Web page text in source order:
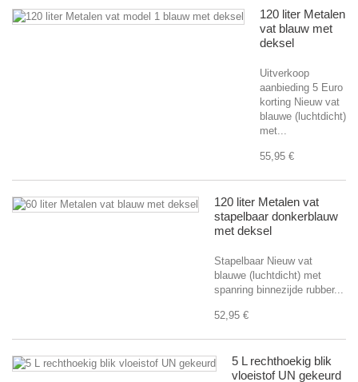
120 liter Metalen
vat blauw met
deksel
Uitverkoop
aanbieding 5 Euro
korting Nieuw vat
blauwe (luchtdicht)
met...
55,95 €
120 liter Metalen vat
stapelbaar donkerblauw
met deksel
Stapelbaar Nieuw vat
blauwe (luchtdicht) met
spanring binnezijde rubber...
52,95 €
5 L rechthoekig blik
vloeistof UN gekeurd